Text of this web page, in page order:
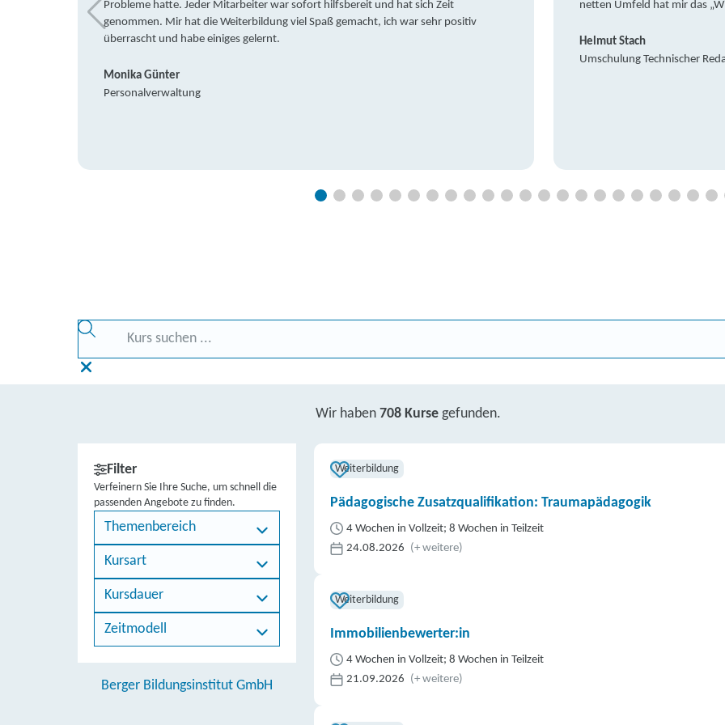
Probleme hatte. Jeder Mitarbeiter war sofort hilfsbereit und hat sich Zeit
genommen. Mir hat die Weiterbildung viel Spaß gemacht, ich war sehr positiv
überrascht und habe einiges gelernt.
Monika Günter
Personalverwaltung
netten Umfeld hat mir das
Helmut Stach
Umschulung Technischer
Wir haben 708 Kurse gefunden.
Filter
Verfeinern Sie Ihre Suche, um schnell die
passenden Angebote zu finden.
Themenbereich
Kursart
Kursdauer
Zeitmodell
Berger Bildungsinstitut GmbH
Weiterbildung
Pädagogische Zusatzqualifikation: Traumapädagogik
4 Wochen in Vollzeit; 8 Wochen in Teilzeit
24.08.2026 (+ weitere)
Weiterbildung
Immobilienbewerter:in
4 Wochen in Vollzeit; 8 Wochen in Teilzeit
21.09.2026 (+ weitere)